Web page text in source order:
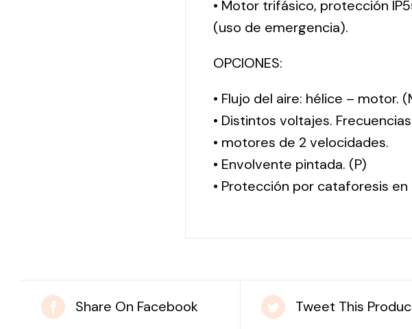
• Motor trifásico, protección
(uso de emergencia).
OPCIONES:
• Flujo del aire: hélice – motor.
• Distintos voltajes.
• motores de 2 velocidades.
• Envolvente pintada. (P)
• Protección por cataforesis
Share On Facebook Tweet This